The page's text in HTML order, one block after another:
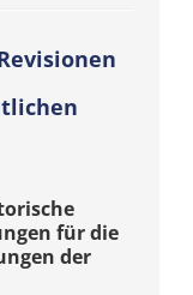
für die
der